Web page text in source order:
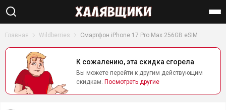
Найти
Главная Wildberries Смартфон iPhone 17 Pro Max 256GB eSIM
К сожалению, эта скидка сгорела
Вы можете перейти к другим действующим
скидкам. Посмотреть другие